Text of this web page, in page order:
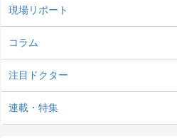
現場リポート
コラム
注目ドクター
連載・特集